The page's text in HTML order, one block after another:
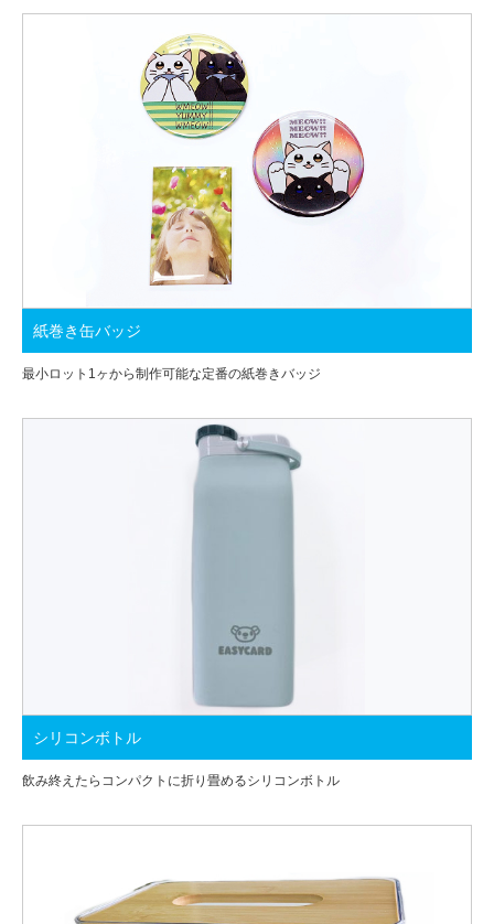
紙巻き缶バッジ
最小ロット1ヶから制作可能な定番の紙巻きバッジ
シリコンボトル
飲み終えたらコンパクトに折り畳めるシリコンボトル